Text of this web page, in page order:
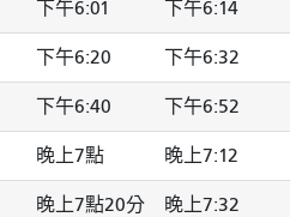
下午6:01 下午6:14
下午6:20 下午6:32
下午6:40 下午6:52
晚上7點 晚上7:12
晚上7點20分 晚上7:32